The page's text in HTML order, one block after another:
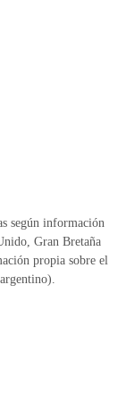
según información
Gran Bretaña
propia sobre el